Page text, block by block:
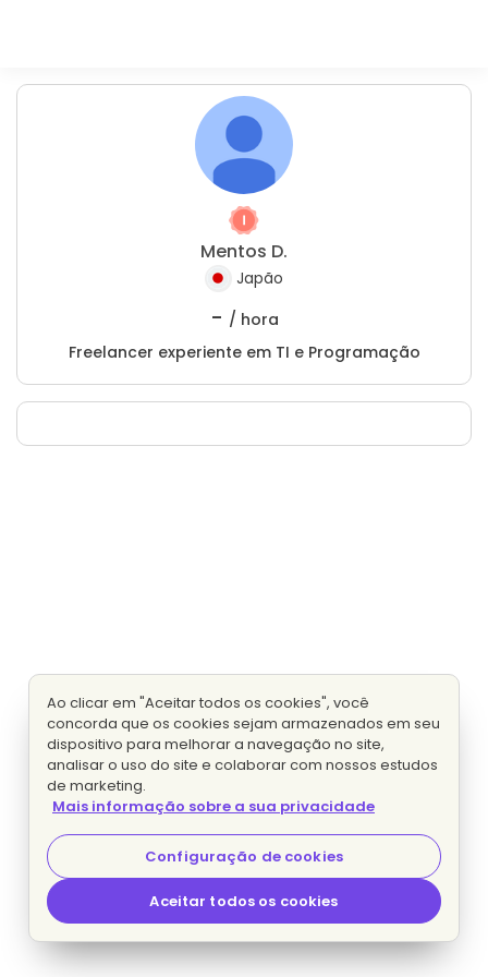
Mentos D.
Japão
- / hora
Freelancer experiente em TI e Programação
Ao clicar em "Aceitar todos os cookies", você
concorda que os cookies sejam armazenados em seu
dispositivo para melhorar a navegação no site,
analisar o uso do site e colaborar com nossos estudos
de marketing.
Mais informação sobre a sua privacidade
Configuração de cookies
Aceitar todos os cookies